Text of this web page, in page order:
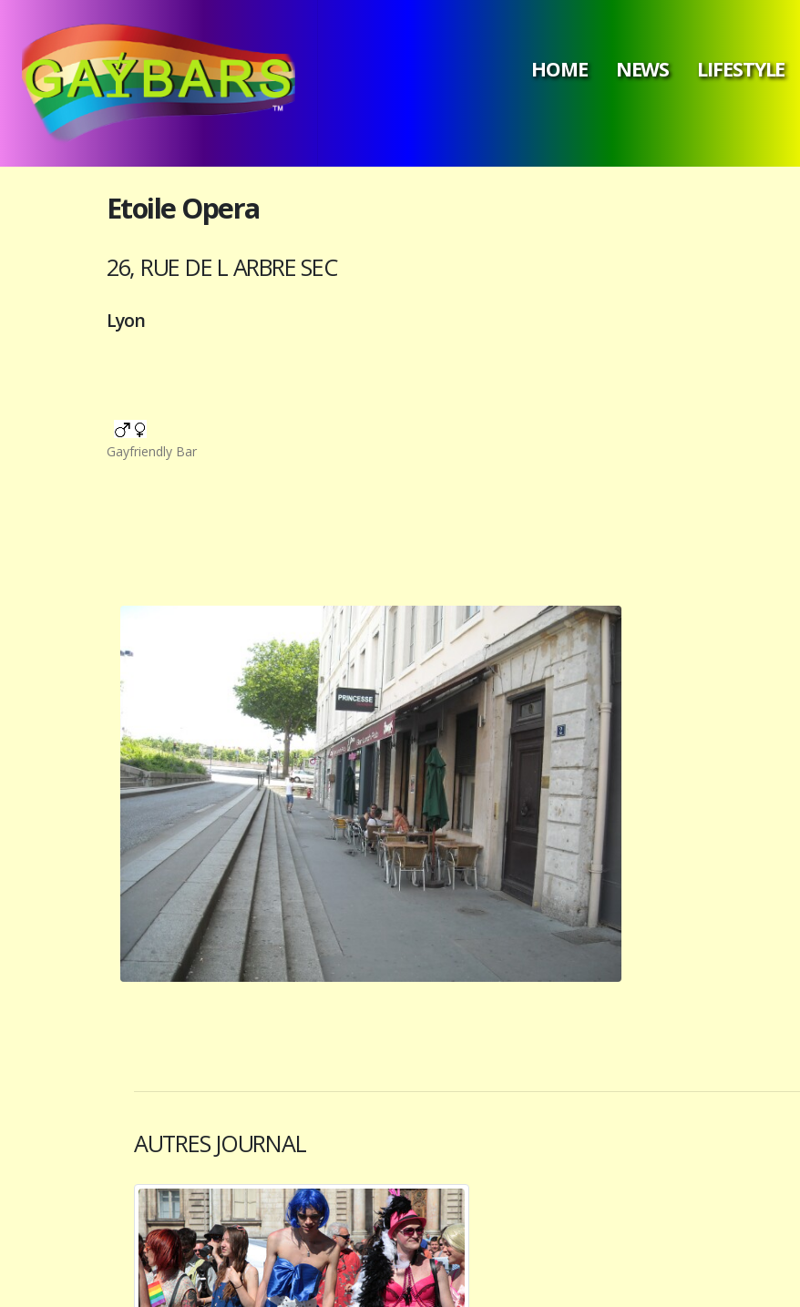
HOME NEWS LIFESTYLE
Etoile Opera
26, RUE DE L ARBRE SEC
Lyon
Gayfriendly Bar
AUTRES JOURNAL